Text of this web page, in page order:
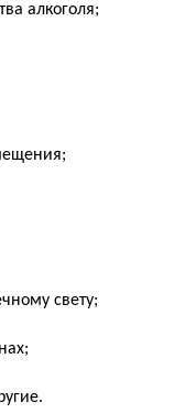
алкоголя;
свету;